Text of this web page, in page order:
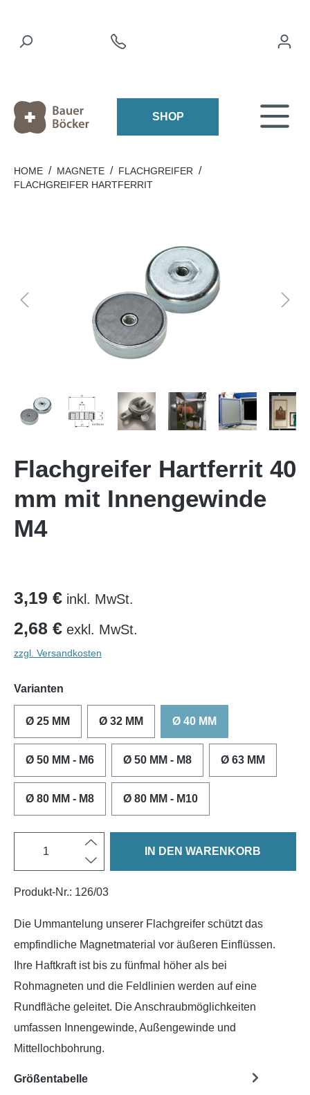
SHOP
HOME / MAGNETE / FLACHGREIFER /
FLACHGREIFER HARTFERRIT
Flachgreifer Hartferrit 40
mm mit Innengewinde
M4
3,19 € inkl. MwSt.
2,68 € exkl. MwSt.
zzgl. Versandkosten
Varianten
Ø 25 MM Ø 32 MM Ø 40 MM
Ø 50 MM - M6 Ø 50 MM - M8 Ø 63 MM
Ø 80 MM - M8 Ø 80 MM - M10
IN DEN WARENKORB
Produkt-Nr.: 126/03
Die Ummantelung unserer Flachgreifer schützt das
empfindliche Magnetmaterial vor äußeren Einflüssen.
Ihre Haftkraft ist bis zu fünfmal höher als bei
Rohmagneten und die Feldlinien werden auf eine
Rundfläche geleitet. Die Anschraubmöglichkeiten
umfassen Innengewinde, Außengewinde und
Mittellochbohrung.
Größentabelle